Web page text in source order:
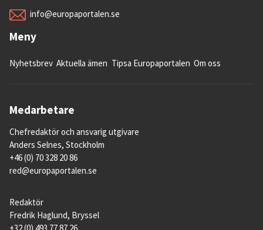
info@europaportalen.se
Meny
Nyhetsbrev Aktuella ämen Tipsa Europaportalen Om oss
Medarbetare
Chefredaktör och ansvarig utgivare
Anders Selnes, Stockholm
+46 (0) 70 328 20 86
red@europaportalen.se
Redaktör
Fredrik Haglund, Bryssel